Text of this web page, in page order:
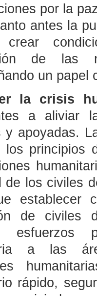
por la
antes la
de las
un papel
la crisis
a aliviar
y apoyadas.
los principios
de los civiles
establecer
de civiles
esfuerzos
a las
rápido,